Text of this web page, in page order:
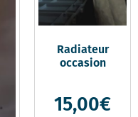
Radiateur
occasion
15,00€